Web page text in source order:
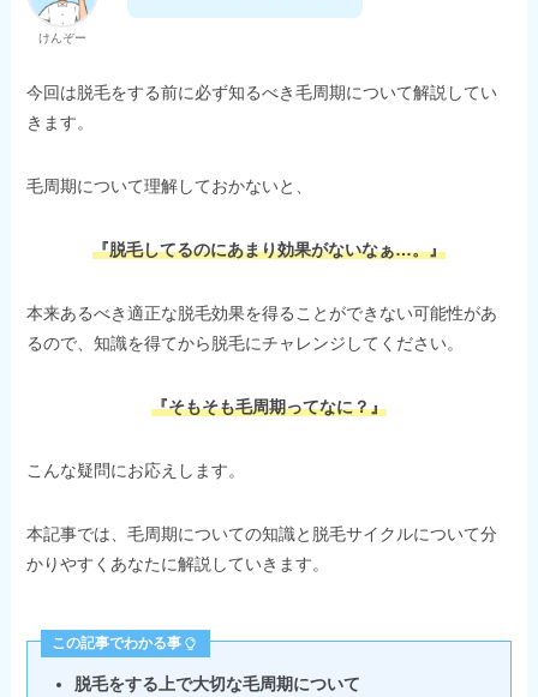
けんぞー
今回は脱毛をする前に必ず知るべき毛周期について解説してい
きます。
毛周期について理解しておかないと、
『脱毛してるのにあまり効果がないなぁ…。』
本来あるべき適正な脱毛効果を得ることができない可能性があ
るので、知識を得てから脱毛にチャレンジしてください。
『そもそも毛周期ってなに？』
こんな疑問にお応えします。
本記事では、毛周期についての知識と脱毛サイクルについて分
かりやすくあなたに解説していきます。
この記事でわかる事
脱毛をする上で大切な毛周期について